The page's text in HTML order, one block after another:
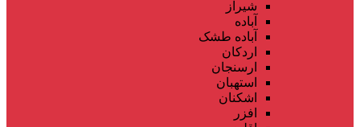
شیراز
آباده
آباده طشک
اردکان
ارسنجان
استهبان
اشکنان
افزر